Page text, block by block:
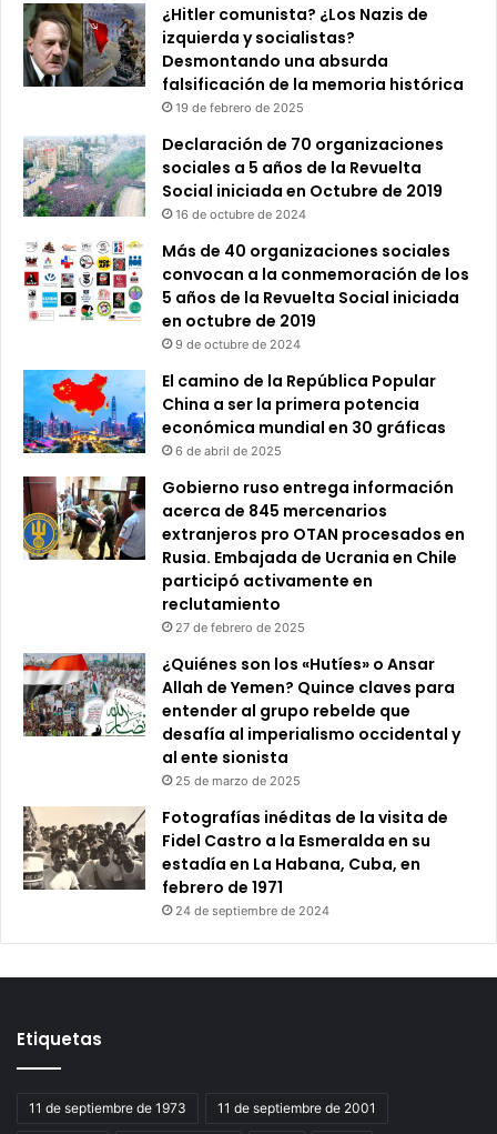
¿Hitler comunista? ¿Los Nazis de
izquierda y socialistas?
Desmontando una absurda
falsificación de la memoria histórica
19 de febrero de 2025
Declaración de 70 organizaciones
sociales a 5 años de la Revuelta
Social iniciada en Octubre de 2019
16 de octubre de 2024
Más de 40 organizaciones sociales
convocan a la conmemoración de los
5 años de la Revuelta Social iniciada
en octubre de 2019
9 de octubre de 2024
El camino de la República Popular
China a ser la primera potencia
económica mundial en 30 gráficas
6 de abril de 2025
Gobierno ruso entrega información
acerca de 845 mercenarios
extranjeros pro OTAN procesados en
Rusia. Embajada de Ucrania en Chile
participó activamente en
reclutamiento
27 de febrero de 2025
¿Quiénes son los «Hutíes» o Ansar
Allah de Yemen? Quince claves para
entender al grupo rebelde que
desafía al imperialismo occidental y
al ente sionista
25 de marzo de 2025
Fotografías inéditas de la visita de
Fidel Castro a la Esmeralda en su
estadía en La Habana, Cuba, en
febrero de 1971
24 de septiembre de 2024
Etiquetas
11 de septiembre de 1973 11 de septiembre de 2001